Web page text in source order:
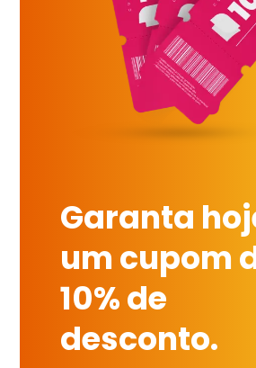
Garanta
um cupom
10% de
desconto.